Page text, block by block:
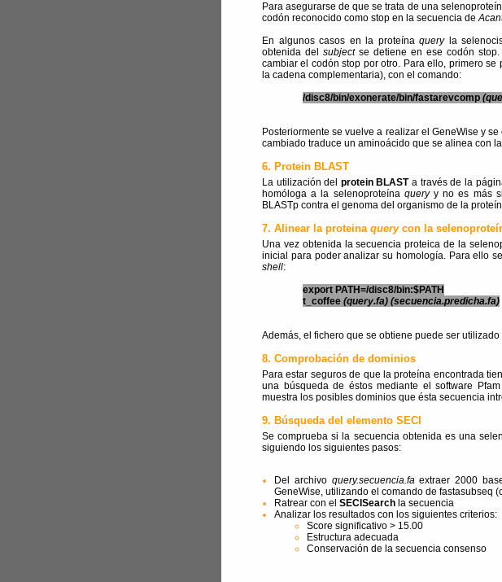
Para asegurarse de que se trata de una
codón reconocido como stop en la secuencia de
En algunos casos en la proteína queryla
obtenida delsubjectse detiene en ese codón
cambiar el codón stop por otro. Para ello, primero
la cadena complementaria), con el comando:
/disc8/bin/exonerate/bin/fastarevcomp
Posteriormente se vuelve a realizar el GeneWise y
cambiado traduce un aminoácido que se alinea con
6. Protein BLAST
La utilización del protein BLASTa través de la
homóloga a la selenoproteína queryy no es más
BLASTp contra el genoma del organismo de la
7. Alinear la proteina querycon la
Una vez obtenida la secuencia proteica de la
inicial para poder analizar su homología. Para ello
shell:
export PATH=/disc8/bin:$PATH
t_coffee (query.fa) (secuencia.predicha.fa)
Además, el fichero que se obtiene puede ser
8. Comprobación de dominios
Para estar seguros de que la proteína encontrada
una búsqueda de éstos mediante el software
muestra los posibles dominios que ésta secuencia
9. Búsqueda del elemento SECI
Se comprueba si la secuencia obtenida es una
siguiendo los siguientes pasos:
Del archivo query.secuencia.faextraer 2000
GeneWise, utilizando el comando de fastasubseq
Ratrear con el SECISearch la secuencia
Analizar los resultados con los siguientes criterios:
Score significativo > 15.00
Estructura adecuada
Conservación de la secuencia consenso